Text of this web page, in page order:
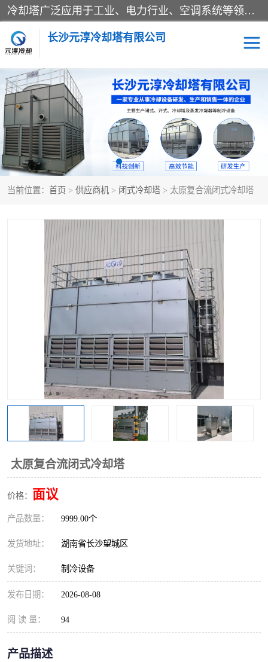
冷却塔广泛应用于工业、电力行业、空调系统等领域。在电力行业中，用于冷却发电机组的循环水；在工业生产中，如化工、冶金等行业，可降低生产过程中产生的热量；在空调系统中，为空调设备提供冷却水源
长沙元淳冷却塔有限公司
当前位置： 首页 > 供应商机 > 闭式冷却塔 > 太原复合流闭式冷却塔
太原复合流闭式冷却塔
价格： 面议
产品数量： 9999.00个
发货地址： 湖南省长沙望城区
关键词： 制冷设备
发布日期： 2026-08-08
阅 读 量： 94
产品描述
方形开式冷却塔 圆形冷却塔
闭式冷却塔 水箱
电控箱 水泵
板式换热器